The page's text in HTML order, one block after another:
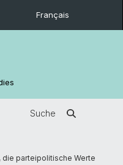
Français
Suche
die parteipolitische Werte